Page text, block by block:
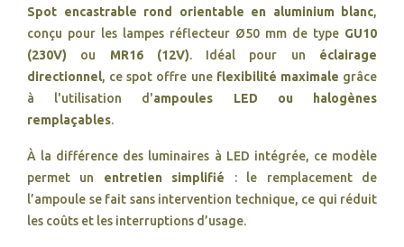
Spot encastrable rond orientable en aluminium blanc,
conçu pour les lampes réflecteur Ø50 mm de type GU10
(230V) ou MR16 (12V). Idéal pour un éclairage
directionnel, ce spot offre une flexibilité maximale grâce
à l'utilisation d'ampoules LED ou halogènes
remplaçables.
À la différence des luminaires à LED intégrée, ce modèle
permet un entretien simplifié : le remplacement de
l’ampoule se fait sans intervention technique, ce qui réduit
les coûts et les interruptions d’usage.